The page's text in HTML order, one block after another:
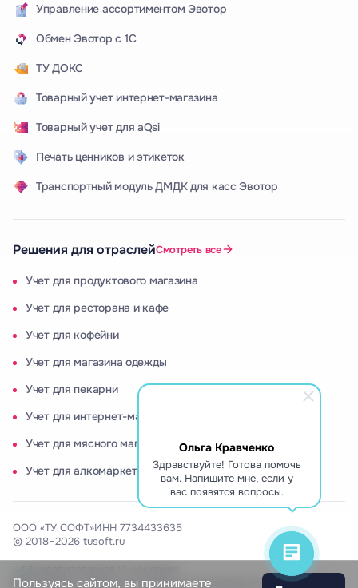
Ольга Кравченко
Здравствуйте! Готова помочь
вам. Напишите мне, если у
вас появятся вопросы.
Пользуясь сайтом, вы принимаете
Управление ассортиментом Эвотор
Обмен Эвотор с 1С
ТУ ДОКС
Товарный учет интернет-магазина
Товарный учет для aQsi
Печать ценников и этикеток
Транспортный модуль ДМДК для касс Эвотор
Решения для отраслейСмотреть все
Учет для продуктового магазина
Учет для ресторана и кафе
Учет для кофейни
Учет для магазина одежды
Учет для пекарни
Учет для интернет-магазина
Учет для мясного магазина
Учет для алкомаркета
ООО «ТУ СОФТ»ИНН 7734433635
© 2018–2026 tusoft.ru
Включены в Реестр российского программного обеспечения